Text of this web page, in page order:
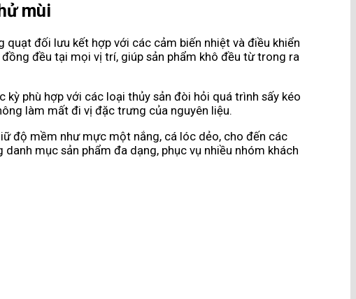
mùi
đối lưu kết hợp với các cảm biến nhiệt và điều khiển
đều tại mọi vị trí, giúp sản phẩm khô đều từ trong ra
phù hợp với các loại thủy sản đòi hỏi quá trình sấy kéo
làm mất đi vị đặc trưng của nguyên liệu.
độ mềm như mực một nắng, cá lóc dẻo, cho đến các
mục sản phẩm đa dạng, phục vụ nhiều nhóm khách